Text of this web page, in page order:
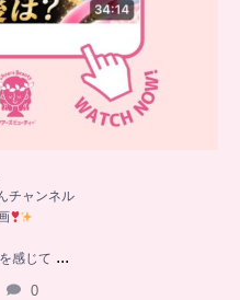
チャンネル
感じて ...
0